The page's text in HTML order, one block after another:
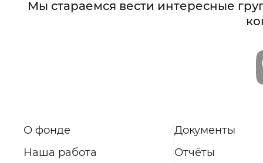
Мы стараемся вести интересные
О фонде
Наша работа
Документы
Отчёты